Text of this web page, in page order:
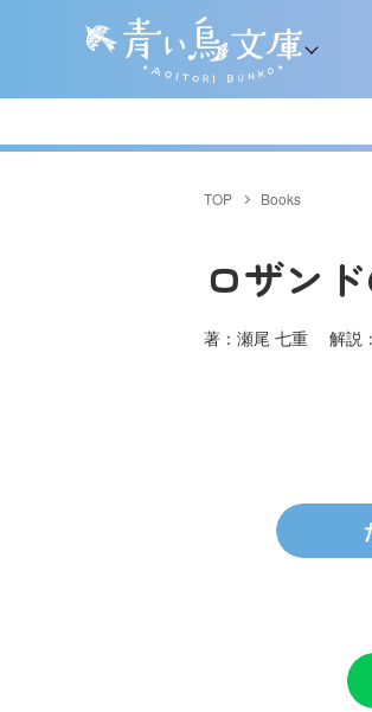
TOP Books
ロザン
著：瀬尾 七重 解説